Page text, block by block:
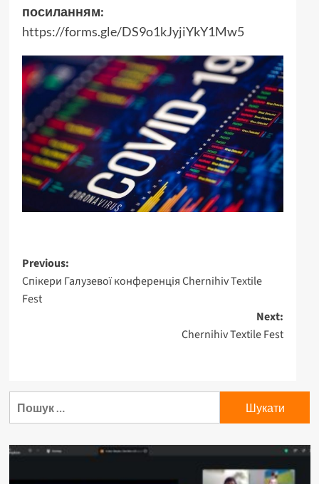
посиланням:
https://forms.gle/DS9o1kJyjiYkY1Mw5
Post
navigation
Previous:
Спікери Галузевої конференція Chernihiv Textile
Fest
Next:
Chernihiv Textile Fest